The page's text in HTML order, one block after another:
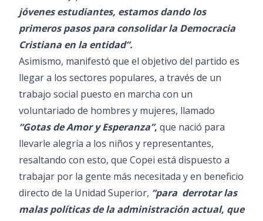
jóvenes estudiantes, estamos dando los
primeros pasos para consolidar la Democracia
Cristiana en la entidad”.
Asimismo, manifestó que el objetivo del partido es
llegar a los sectores populares, a través de un
trabajo social puesto en marcha con un
voluntariado de hombres y mujeres, llamado
“Gotas de Amor y Esperanza”, que nació para
llevarle alegría a los niños y representantes,
resaltando con esto, que Copei está dispuesto a
trabajar por la gente más necesitada y en beneficio
directo de la Unidad Superior, “para derrotar las
malas políticas de la administración actual, que